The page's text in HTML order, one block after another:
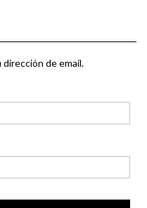
de email.